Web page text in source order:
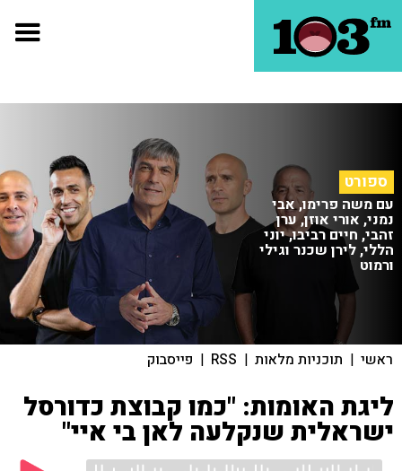
ספורט
עם משה פרימו, אבי
נמני, אורי אוזן, ערן
זהבי, חיים רביבו, יוני
הללי, לירן שכנר וגילי
ורמוט
ראשי | תוכניות מלאות |
RSS
| פייסבוק
ליגת האומות: "כמו קבוצת כדורסל
ישראלית שנקלעה לאן בי איי"